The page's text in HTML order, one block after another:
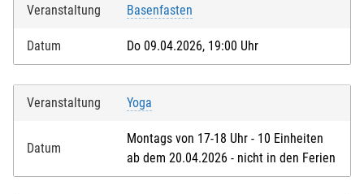
Veranstaltung Basenfasten
Datum Do 09.04.2026, 19:00 Uhr
Veranstaltung Yoga
Datum
Montags von 17-18 Uhr - 10 Einheiten
ab dem 20.04.2026 - nicht in den Ferien